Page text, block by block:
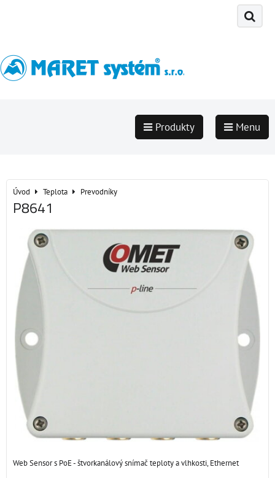
Produkty Menu
Úvod Teplota Prevodníky
P8641
Web Sensor s PoE - štvorkanálový snímač teploty a vlhkosti, Ethernet